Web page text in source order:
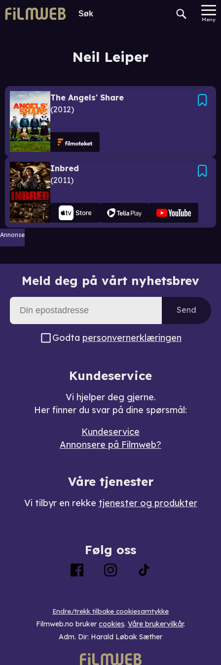
Meny
Neil Leiper
The Angels' Share
2012
Inbred
2011
Annonse
Meld deg på vårt nyhetsbrev
Send
Godta personvernerklæringen
Kundeservice
Vi hjelper deg gjerne.
Her finner du svar på dine spørsmål:
Kundeservice
Annonsere på Filmweb?
Våre tjenester
Vi tilbyr en rekke tjenester og produkter
Følg oss
Endre/trekk tilbake cookiesamtykke
Filmweb.no bruker cookies. Våre brukervilkår.
Adm. Dir: Harald Løbak Sæther